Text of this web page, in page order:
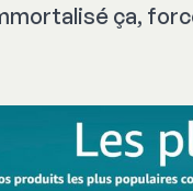
ça,